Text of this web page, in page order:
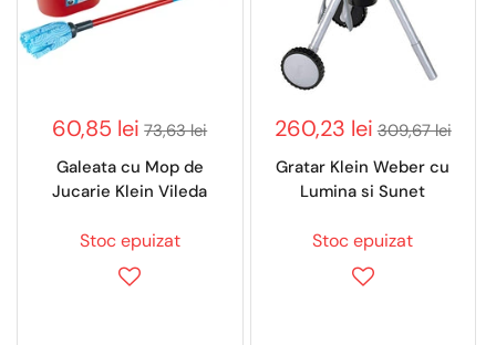
60,85 lei 73,63 lei
Galeata cu Mop de
Jucarie Klein Vileda
Stoc epuizat
260,23 lei 309,67 lei
Gratar Klein Weber cu
Lumina si Sunet
Stoc epuizat